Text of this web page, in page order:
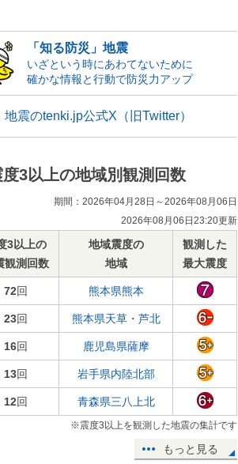
「知る防災」地震
いざという時にあわてないために
確かな情報と行動で防災力アップ
地震のtenki.jp公式X（旧Twitter）
度3以上の地域別観測回数
期間：2026年04月28日～2026年08月06日
2026年08月06日23:20更新
3以上の
観測回数
地域震度の
地域
観測した
最大震度
72回 熊本県熊本
23回 熊本県天草・芦北
16回 鹿児島県薩摩
13回 岩手県内陸北部
12回 青森県三八上北
※震度3以上を観測した地震の集計です
もっと見る